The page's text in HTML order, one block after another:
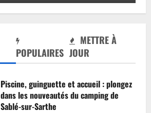
POPULAIRES
METTRE À
JOUR
Piscine, guinguette et accueil : plongez
dans les nouveautés du camping de
Sablé-sur-Sarthe